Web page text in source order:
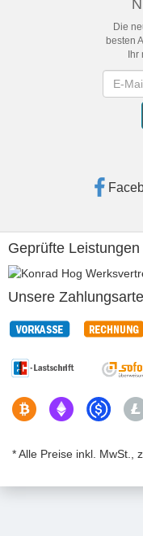
Die
besten
Geprüfte Leistungen
Unsere
* Alle Preise inkl. MwSt.,